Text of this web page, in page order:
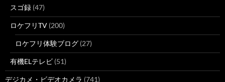
スゴ録 (47)
ロケフリTV (200)
ロケフリ体験ブログ (27)
有機ELテレビ (51)
デジカメ・ビデオカメラ (741)